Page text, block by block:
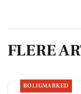
FLERE
BOLIGMARKED